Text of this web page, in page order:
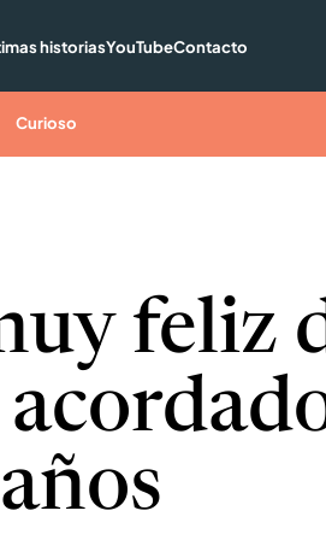
historiasYouTubeContacto
Curioso
feliz